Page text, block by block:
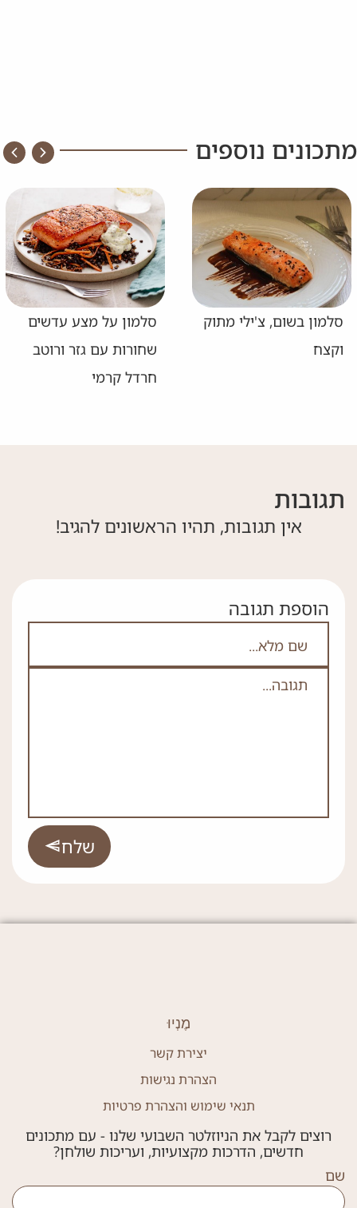
מתכונים נוספים
סלמון בשום, צ'ילי מתוק
וקצח
סלמון על מצע עדשים
שחורות עם גזר ורוטב
חרדל קרמי
תגובות
אין תגובות, תהיו הראשונים להגיב!
אם אתה לא רובוט אל תמלא את השדה הזה
הוספת תגובה
שלח
מֶנְיוּ
יצירת קשר
הצהרת נגישות
תנאי שימוש והצהרת פרטיות
רוצים לקבל את הניוזלטר השבועי שלנו - עם מתכונים
חדשים, הדרכות מקצועיות, ועריכות שולחן?
שם